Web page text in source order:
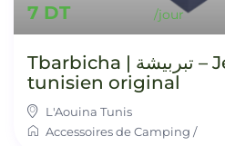
7 DT
Tbarbicha | تبربيشة – Jeu de cartes
tunisien original
L'Aouina Tunis
Accessoires de Camping /